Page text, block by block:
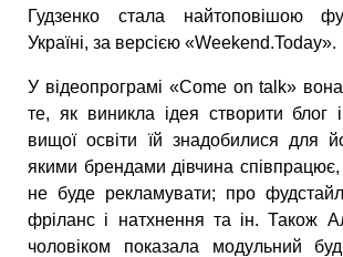
Гудзенко стала найтоповішою
Україні, за версією «Weekend.Today».
У відеопрограмі «Come on talk»
те, як виникла ідея створити блог
вищої освіти їй знадобилися для
якими брендами дівчина
не буде рекламувати; про
фріланс і натхнення та ін. Також
чоловіком показала модульний